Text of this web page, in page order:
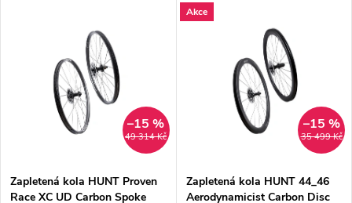
Nejprodávanější
Abecedně
s
49 314 Kč
–15 %
Zapletená kola HUNT Proven
Race XC UD Carbon Spoke
Akce
35 499 Kč
–15 %
Zapletená kola HUNT 44_46
Aerodynamicist Carbon Disc